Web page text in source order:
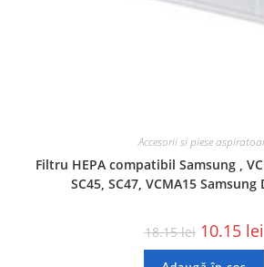
Accesorii si piese
Filtru HEPA compatibil Samsung ,
SC45, SC47, VCMA15 Samsung
18.15lei 10.15 lei